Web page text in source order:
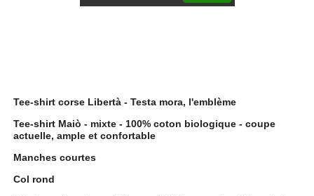
Tee-shirt corse Libertà - Testa mora, l'emblème
Tee-shirt Maiò - mixte - 100% coton biologique - coupe
actuelle, ample et confortable
Manches courtes
Col rond